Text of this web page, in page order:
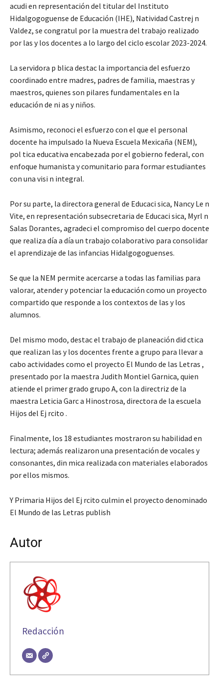
acudi en representación del titular del Instituto
Hidalgogoguense de Educación (IHE), Natividad Castrej n
Valdez, se congratul por la muestra del trabajo realizado
por las y los docentes a lo largo del ciclo escolar 2023-2024.
La servidora p blica destac la importancia del esfuerzo
coordinado entre madres, padres de familia, maestras y
maestros, quienes son pilares fundamentales en la
educación de ni as y niños.
Asimismo, reconoci el esfuerzo con el que el personal
docente ha impulsado la Nueva Escuela Mexicaña (NEM),
pol tica educativa encabezada por el gobierno federal, con
enfoque humanista y comunitario para formar estudiantes
con una visi n integral.
Por su parte, la directora general de Educaci sica, Nancy Le n
Vite, en representación subsecretaria de Educaci sica, Myrl n
Salas Dorantes, agradeci el compromiso del cuerpo docente
que realiza día a día un trabajo colaborativo para consolidar
el aprendizaje de las infancias Hidalgogoguenses.
Se que la NEM permite acercarse a todas las familias para
valorar, atender y potenciar la educación como un proyecto
compartido que responde a los contextos de las y los
alumnos.
Del mismo modo, destac el trabajo de planeación did ctica
que realizan las y los docentes frente a grupo para llevar a
cabo actividades como el proyecto El Mundo de las Letras ,
presentado por la maestra Judith Montiel Garnica, quien
atiende el primer grado grupo A, con la directriz de la
maestra Leticia Garc a Hinostrosa, directora de la escuela
Hijos del Ej rcito .
Finalmente, los 18 estudiantes mostraron su habilidad en
lectura; además realizaron una presentación de vocales y
consonantes, din mica realizada con materiales elaborados
por ellos mismos.
Y Primaria Hijos del Ej rcito culmin el proyecto denominado
El Mundo de las Letras publish
Autor
Redacción